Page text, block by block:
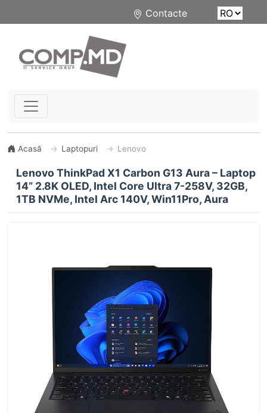
Contacte
Acasă Laptopuri Lenovo
Lenovo ThinkPad X1 Carbon G13 Aura – Laptop
14” 2.8K OLED, Intel Core Ultra 7-258V, 32GB,
1TB NVMe, Intel Arc 140V, Win11Pro, Aura